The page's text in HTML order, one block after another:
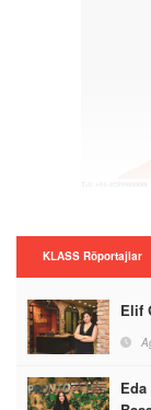
KLASS Röportajlar
Elif